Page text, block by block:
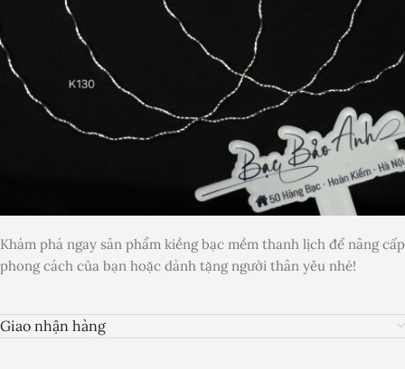
Khám phá ngay sản phẩm kiềng bạc mềm thanh lịch để nâng cấp
phong cách của bạn hoặc dành tặng người thân yêu nhé!
Giao nhận hàng